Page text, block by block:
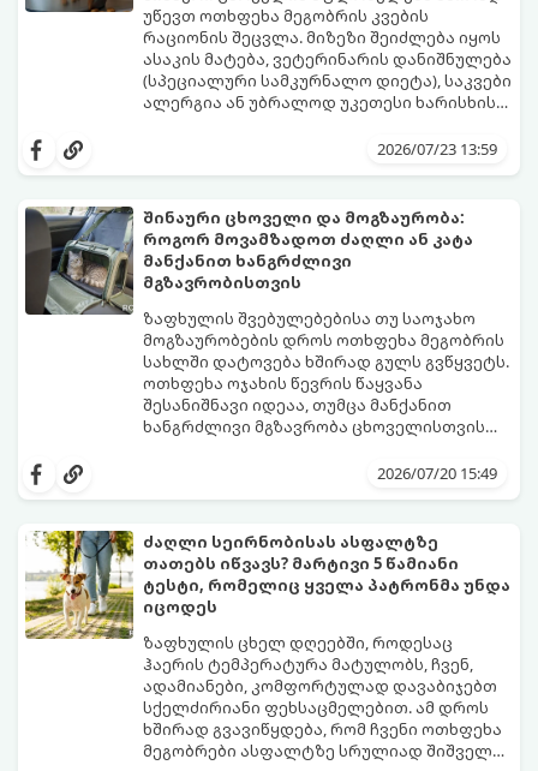
უწევთ ოთხფეხა მეგობრის კვების
რაციონის შეცვლა. მიზეზი შეიძლება იყოს
ასაკის მატება, ვეტერინარის დანიშნულება
(სპეციალური სამკურნალო დიეტა), საკვები
ალერგია ან უბრალოდ უკეთესი ხარისხის
უშვებენ, საკვების მკვეთრი, ერთდღიანი
მიკროფლორა) ეჩვევა კონკრეტულ
შემადგენლობას. კვების მკვეთრმა
ცვლილებამ შეიძლება გამოიწვიოს
ძლიერი სტრესი, გულისრევა, გაზები ან
დიარეა (კუჭის აშლილობა).
იმისათვის, რომ პროცესმა უმტკივნეულოდ
ჩაიაროს, გამოიყენება ვეტერინარების
მიერ აღიარებული 7-დღიანი გარდამავალი
სქემა.
2026/07/23 13:59
შინაური ცხოველი და მოგზაურობა:
როგორ მოვამზადოთ ძაღლი ან კატა
მანქანით ხანგრძლივი
მგზავრობისთვის
ზაფხულის შვებულებებისა თუ საოჯახო
მოგზაურობების დროს ოთხფეხა მეგობრის
სახლში დატოვება ხშირად გულს გვწყვეტს.
ოთხფეხა ოჯახის წევრის წაყვანა
შესანიშნავი იდეაა, თუმცა მანქანით
ხანგრძლივი მგზავრობა ცხოველისთვის
დაავადებასთან (გულისრევასთან) და
თქვენთვის, ისე თქვენი ოთხფეხა
მომზადებაა საჭირო.
გთავაზობთ პროფესიონალურ
გზამკვლევს, თუ როგორ მოამზადოთ
ძაღლი ან კატა ხანგრძლივი
ავტომოგზაურობისთვის.
2026/07/20 15:49
ძაღლი სეირნობისას ასფალტზე
თათებს იწვავს? მარტივი 5 წამიანი
ტესტი, რომელიც ყველა პატრონმა უნდა
იცოდეს
ზაფხულის ცხელ დღეებში, როდესაც
ჰაერის ტემპერატურა მატულობს, ჩვენ,
ადამიანები, კომფორტულად დავაბიჯებთ
სქელძირიანი ფეხსაცმელებით. ამ დროს
ხშირად გვავიწყდება, რომ ჩვენი ოთხფეხა
მეგობრები ასფალტზე სრულიად შიშველი